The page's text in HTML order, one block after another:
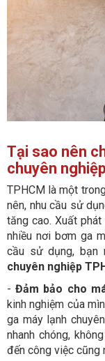
Tại sao nên
chuyên
TPHCM là một
nên, nhu cầu sử
tăng cao. Xuất
nhiều nơi bơm ga
cầu sử dụng, bạn
chuyên nghiệp
-Đảm bảo cho
kinh nghiệm của
ga máy lạnh
nhanh chóng,
đến công việc cũng